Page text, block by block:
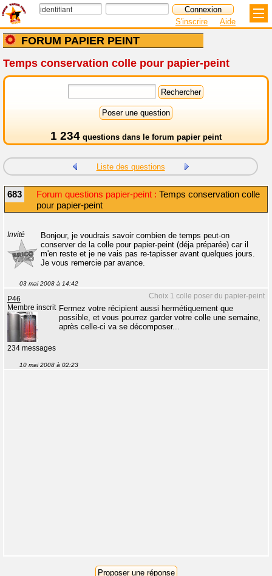
FORUM PAPIER PEINT
S'inscrire Aide
Temps conservation colle pour papier-peint
1 234 questions dans le forum papier peint
Liste des questions
683 Forum questions papier-peint : Temps conservation colle
pour papier-peint
Invité
Bonjour, je voudrais savoir combien de temps peut-on
conserver de la colle pour papier-peint (déja préparée) car il
m'en reste et je ne vais pas re-tapisser avant quelques jours.
Je vous remercie par avance.
03 mai 2008 à 14:42
Choix 1 colle poser du papier-peint
P46
Membre inscrit
234 messages
Fermez votre récipient aussi hermétiquement que
possible, et vous pourrez garder votre colle une semaine,
après celle-ci va se décomposer...
10 mai 2008 à 02:23